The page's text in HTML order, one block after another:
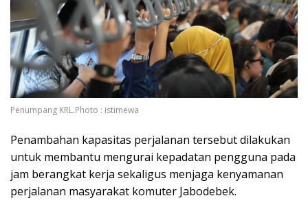
Penumpang KRL.Photo : istimewa
Penambahan kapasitas perjalanan tersebut dilakukan
untuk membantu mengurai kepadatan pengguna pada
jam berangkat kerja sekaligus menjaga kenyamanan
perjalanan masyarakat komuter Jabodebek.